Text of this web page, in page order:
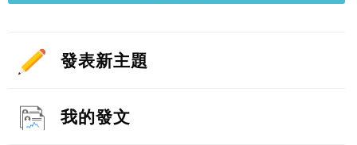
發表新主題
我的發文